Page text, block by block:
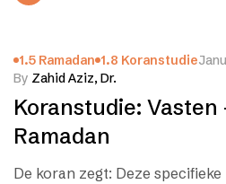
1.5 Ramadan 1.8 Koranstudie
By Zahid Aziz, Dr.
Koranstudie: Vasten
Ramadan
De koran zegt: Deze